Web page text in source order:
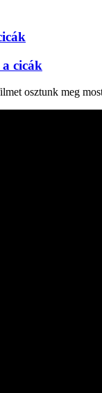
cicák
osztunk meg